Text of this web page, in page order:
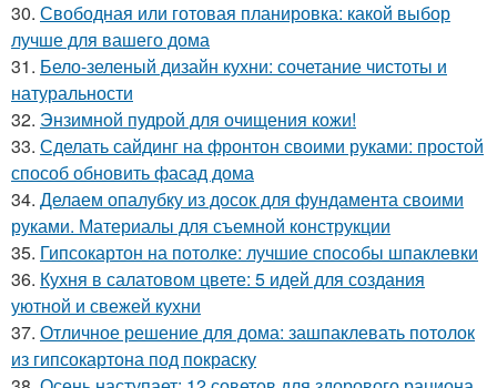
30. Свободная или готовая планировка: какой выбор
лучше для вашего дома
31. Бело-зеленый дизайн кухни: сочетание чистоты и
натуральности
32. Энзимной пудрой для очищения кожи!
33. Сделать сайдинг на фронтон своими руками: простой
способ обновить фасад дома
34. Делаем опалубку из досок для фундамента своими
руками. Материалы для съемной конструкции
35. Гипсокартон на потолке: лучшие способы шпаклевки
36. Кухня в салатовом цвете: 5 идей для создания
уютной и свежей кухни
37. Отличное решение для дома: зашпаклевать потолок
из гипсокартона под покраску